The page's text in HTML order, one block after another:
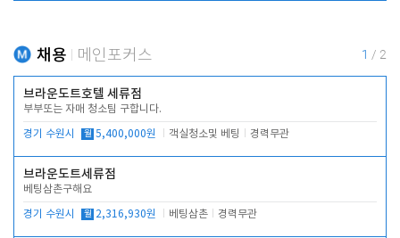
채용 메인포커스 1 / 2
브라운도트호텔 세류점
부부또는 자매 청소팀 구합니다.
경기 수원시 월 5,400,000원 객실청소및 베팅 경력무관
브라운도트세류점
베팅삼촌구해요
경기 수원시 월 2,316,930원 베팅삼촌 경력무관